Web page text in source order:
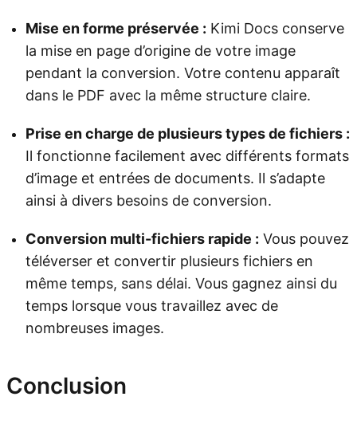
Mise en forme préservée : Kimi Docs conserve
la mise en page d’origine de votre image
pendant la conversion. Votre contenu apparaît
dans le PDF avec la même structure claire.
Prise en charge de plusieurs types de fichiers :
Il fonctionne facilement avec différents formats
d’image et entrées de documents. Il s’adapte
ainsi à divers besoins de conversion.
Conversion multi-fichiers rapide : Vous pouvez
téléverser et convertir plusieurs fichiers en
même temps, sans délai. Vous gagnez ainsi du
temps lorsque vous travaillez avec de
nombreuses images.
Conclusion